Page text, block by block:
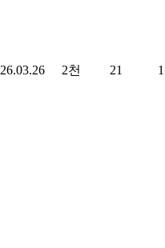
26.03.26 2천 21 1